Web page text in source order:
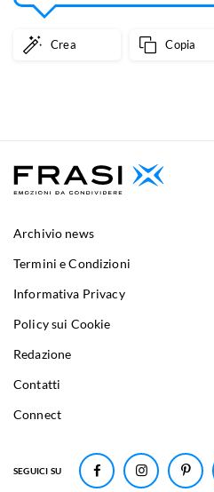
Crea Copia
SEGUICI SU
Archivio news
Termini e Condizioni
Informativa Privacy
Policy sui Cookie
Redazione
Contatti
Connect